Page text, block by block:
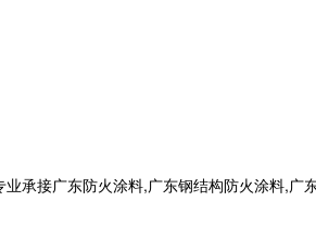
承接广东防火涂料,广东钢结构防火涂料,广